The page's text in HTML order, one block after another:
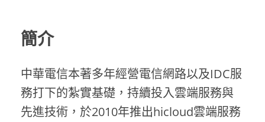
簡介
中華電信本著多年經營電信網路以及IDC服
務打下的紮實基礎，持續投入雲端服務與
先進技術，於2010年推出hicloud雲端服務